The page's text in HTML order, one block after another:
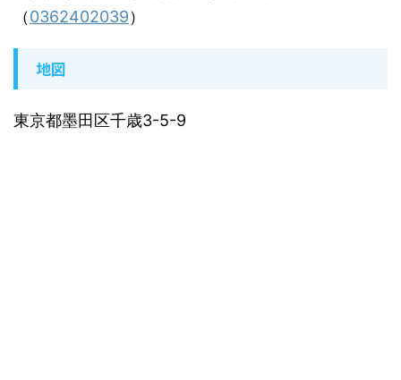
（0362402039）
地図
東京都墨田区千歳3-5-9